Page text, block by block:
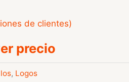
de clientes)
precio
, Logos